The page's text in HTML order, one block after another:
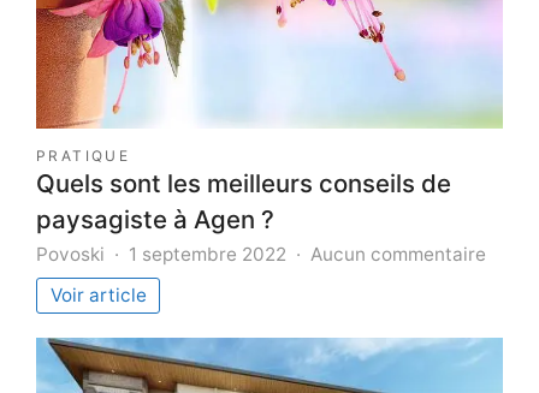
PRATIQUE
Quels sont les meilleurs conseils de
paysagiste à Agen ?
Povoski 1 septembre 2022 Aucun commentaire
les
Voir article